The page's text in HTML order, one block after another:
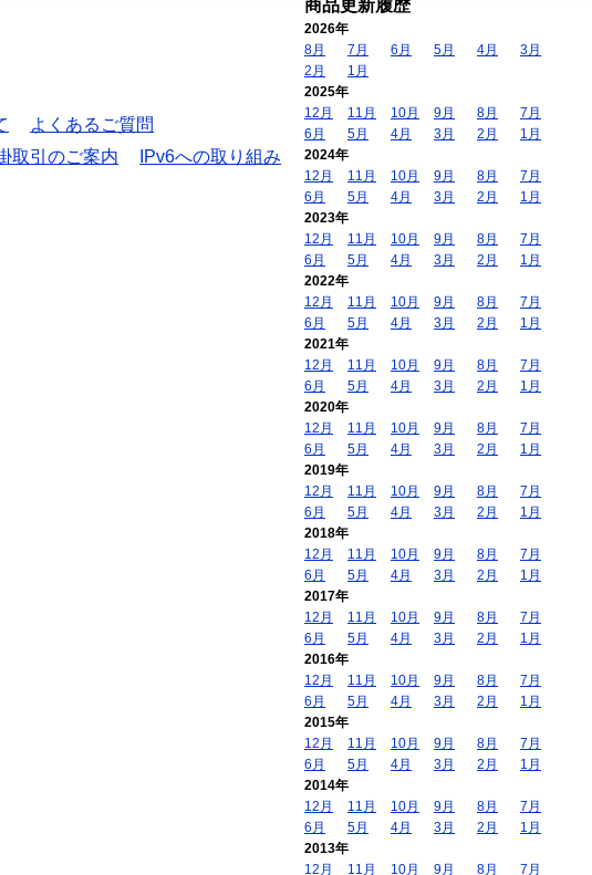
よくあるご質問
取引のご案内
IPv6への取り組み
商品更新履歴
2026年
8月
7月 6月 5月 4月
3月
2月
1月
2025年
12月
11月 10月 9月 8月
7月
6月
5月 4月 3月 2月
1月
2024年
12月
11月 10月 9月 8月
7月
6月
5月 4月 3月 2月
1月
2023年
12月
11月 10月 9月 8月
7月
6月
5月 4月 3月 2月
1月
2022年
12月
11月 10月 9月 8月
7月
6月
5月 4月 3月 2月
1月
2021年
12月
11月 10月 9月 8月
7月
6月
5月 4月 3月 2月
1月
2020年
12月
11月 10月 9月 8月
7月
6月
5月 4月 3月 2月
1月
2019年
12月
11月 10月 9月 8月
7月
6月
5月 4月 3月 2月
1月
2018年
12月
11月 10月 9月 8月
7月
6月
5月 4月 3月 2月
1月
2017年
12月
11月 10月 9月 8月
7月
6月
5月 4月 3月 2月
1月
2016年
12月
11月 10月 9月 8月
7月
6月
5月 4月 3月 2月
1月
2015年
12月
11月 10月 9月 8月
7月
6月
5月 4月 3月 2月
1月
2014年
12月
11月 10月 9月 8月
7月
6月
5月 4月 3月 2月
1月
2013年
12月
11月 10月 9月 8月 7月